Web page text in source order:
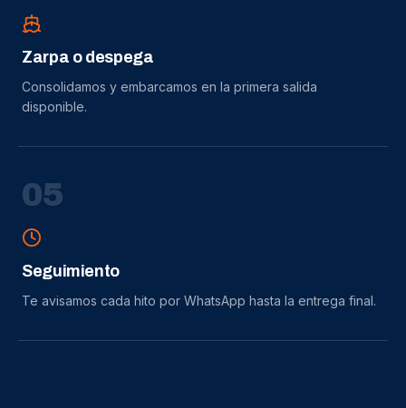
Zarpa o despega
Consolidamos y embarcamos en la primera salida
disponible.
05
Seguimiento
Te avisamos cada hito por WhatsApp hasta la entrega final.